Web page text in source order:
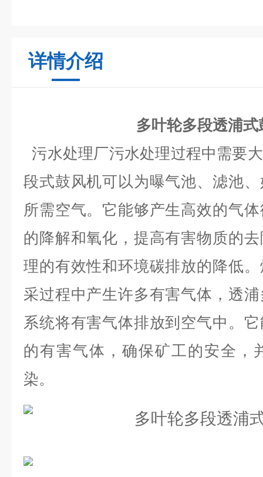
详情介绍
多叶轮多段透浦式
污水处理厂污水处理过程中需要
段式鼓风机可以为曝气池、滤池
所需空气。它能够产生高效的气
的降解和氧化，提高有害物质的
理的有效性和环境碳排放的降低
采过程中产生许多有害气体，透
系统将有害气体排放到空气中。
的有害气体，确保矿工的安全，
染。